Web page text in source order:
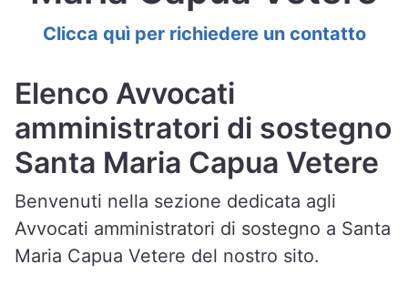
Clicca quì per richiedere un contatto
Elenco Avvocati
amministratori di sostegno
Santa Maria Capua Vetere
Benvenuti nella sezione dedicata agli
Avvocati amministratori di sostegno a Santa
Maria Capua Vetere del nostro sito.